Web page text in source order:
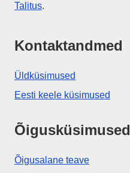
Talitus.
Kontaktandmed
Üldküsimused
Eesti keele küsimused
Õigusküsimused
Õigusalane teave